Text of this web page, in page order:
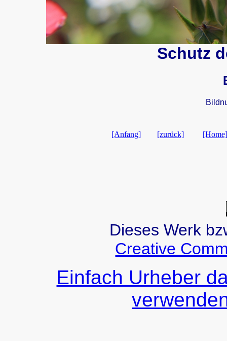
Schutz
[Anfang] [zurück] [Home]
Dieses Werk
Creative
Einfach Urheber